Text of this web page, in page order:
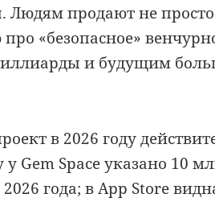
Людям продают не просто
«безопасное»
и будущим
в 2026 году
Gem Space указано 10
года; в App Store